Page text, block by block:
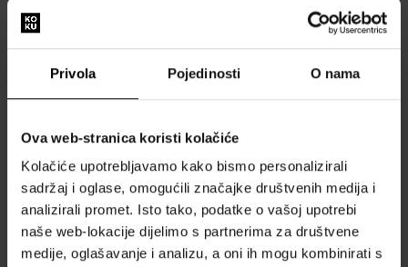
Privola Pojedinosti O nama
Ova web-stranica koristi kolačiće
Kolačiće upotrebljavamo kako bismo personalizirali
sadržaj i oglase, omogućili značajke društvenih medija i
analizirali promet. Isto tako, podatke o vašoj upotrebi
naše web-lokacije dijelimo s partnerima za društvene
medije, oglašavanje i analizu, a oni ih mogu kombinirati s
Dostupno
99,00 € 298,00 €
Guess GW0491G3 Jet -
Muški sat
Casio MQ-24-7BLLEG -
Unisex sat